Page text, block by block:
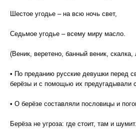
Шестое угодье – на всю ночь свет,
Седьмое угодье – всему миру масло.
(Веник, веретено, банный веник, скалка,
• По преданию русские девушки перед
берёзы и с помощью их предугадывали
• О берёзе составляли пословицы и
Берёза не угроза: где стоит, там и шумит.